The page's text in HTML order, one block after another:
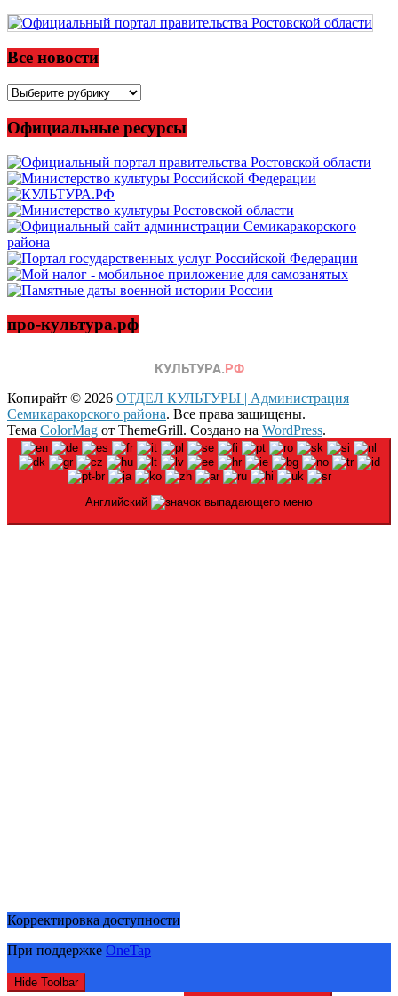
Все новости
Все
Официальные ресурсы
про-культура.рф
Копирайт © 2026 ОТДЕЛ КУЛЬТУРЫ | Администрация
Семикаракорского района. Все права защищены.
Тема ColorMag от ThemeGrill. Создано на WordPress.
Английский
Корректировка доступности
При поддержке OneTap
Hide Toolbar